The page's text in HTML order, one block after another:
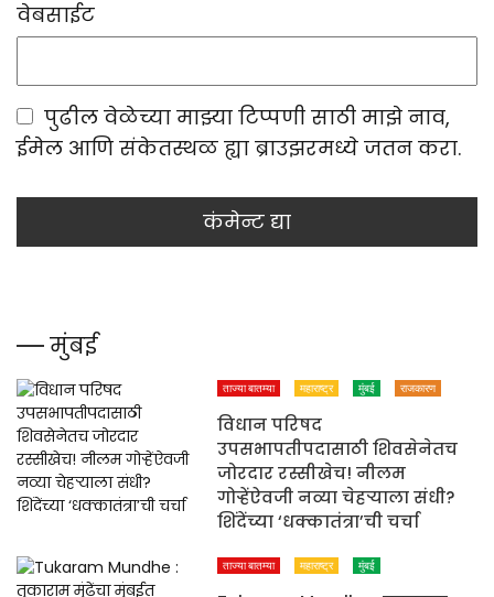
वेबसाईट
पुढील वेळेच्या माझ्या टिप्पणी साठी माझे नाव,
ईमेल आणि संकेतस्थळ ह्या ब्राउझरमध्ये जतन करा.
मुंबई
ताज्या बातम्या महाराष्ट्र मुंबई राजकारण
विधान परिषद
उपसभापतीपदासाठी शिवसेनेतच
जोरदार रस्सीखेच! नीलम
गोऱ्हेंऐवजी नव्या चेहऱ्याला संधी?
शिंदेंच्या ‘धक्कातंत्रा’ची चर्चा
ताज्या बातम्या महाराष्ट्र मुंबई